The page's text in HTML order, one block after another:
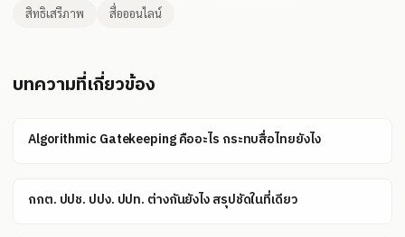
สิทธิเสรีภาพ
สื่อออนไลน์
บทความที่เกี่ยวข้อง
Algorithmic Gatekeeping คืออะไร กระทบสื่อไทยยังไง
กกต. ปปช. ปปง. ปปท. ต่างกันยังไง สรุปชัดในที่เดียว